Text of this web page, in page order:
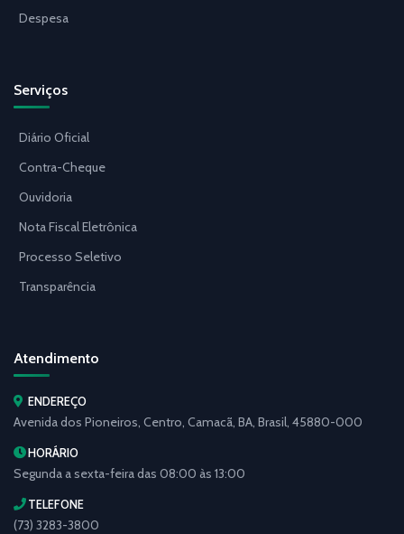
Despesa
Serviços
Diário Oficial
Contra-Cheque
Ouvidoria
Nota Fiscal Eletrônica
Processo Seletivo
Transparência
Atendimento
ENDEREÇO
Avenida dos Pioneiros, Centro, Camacã, BA, Brasil, 45880-000
HORÁRIO
Segunda a sexta-feira das 08:00 às 13:00
TELEFONE
(73) 3283-3800